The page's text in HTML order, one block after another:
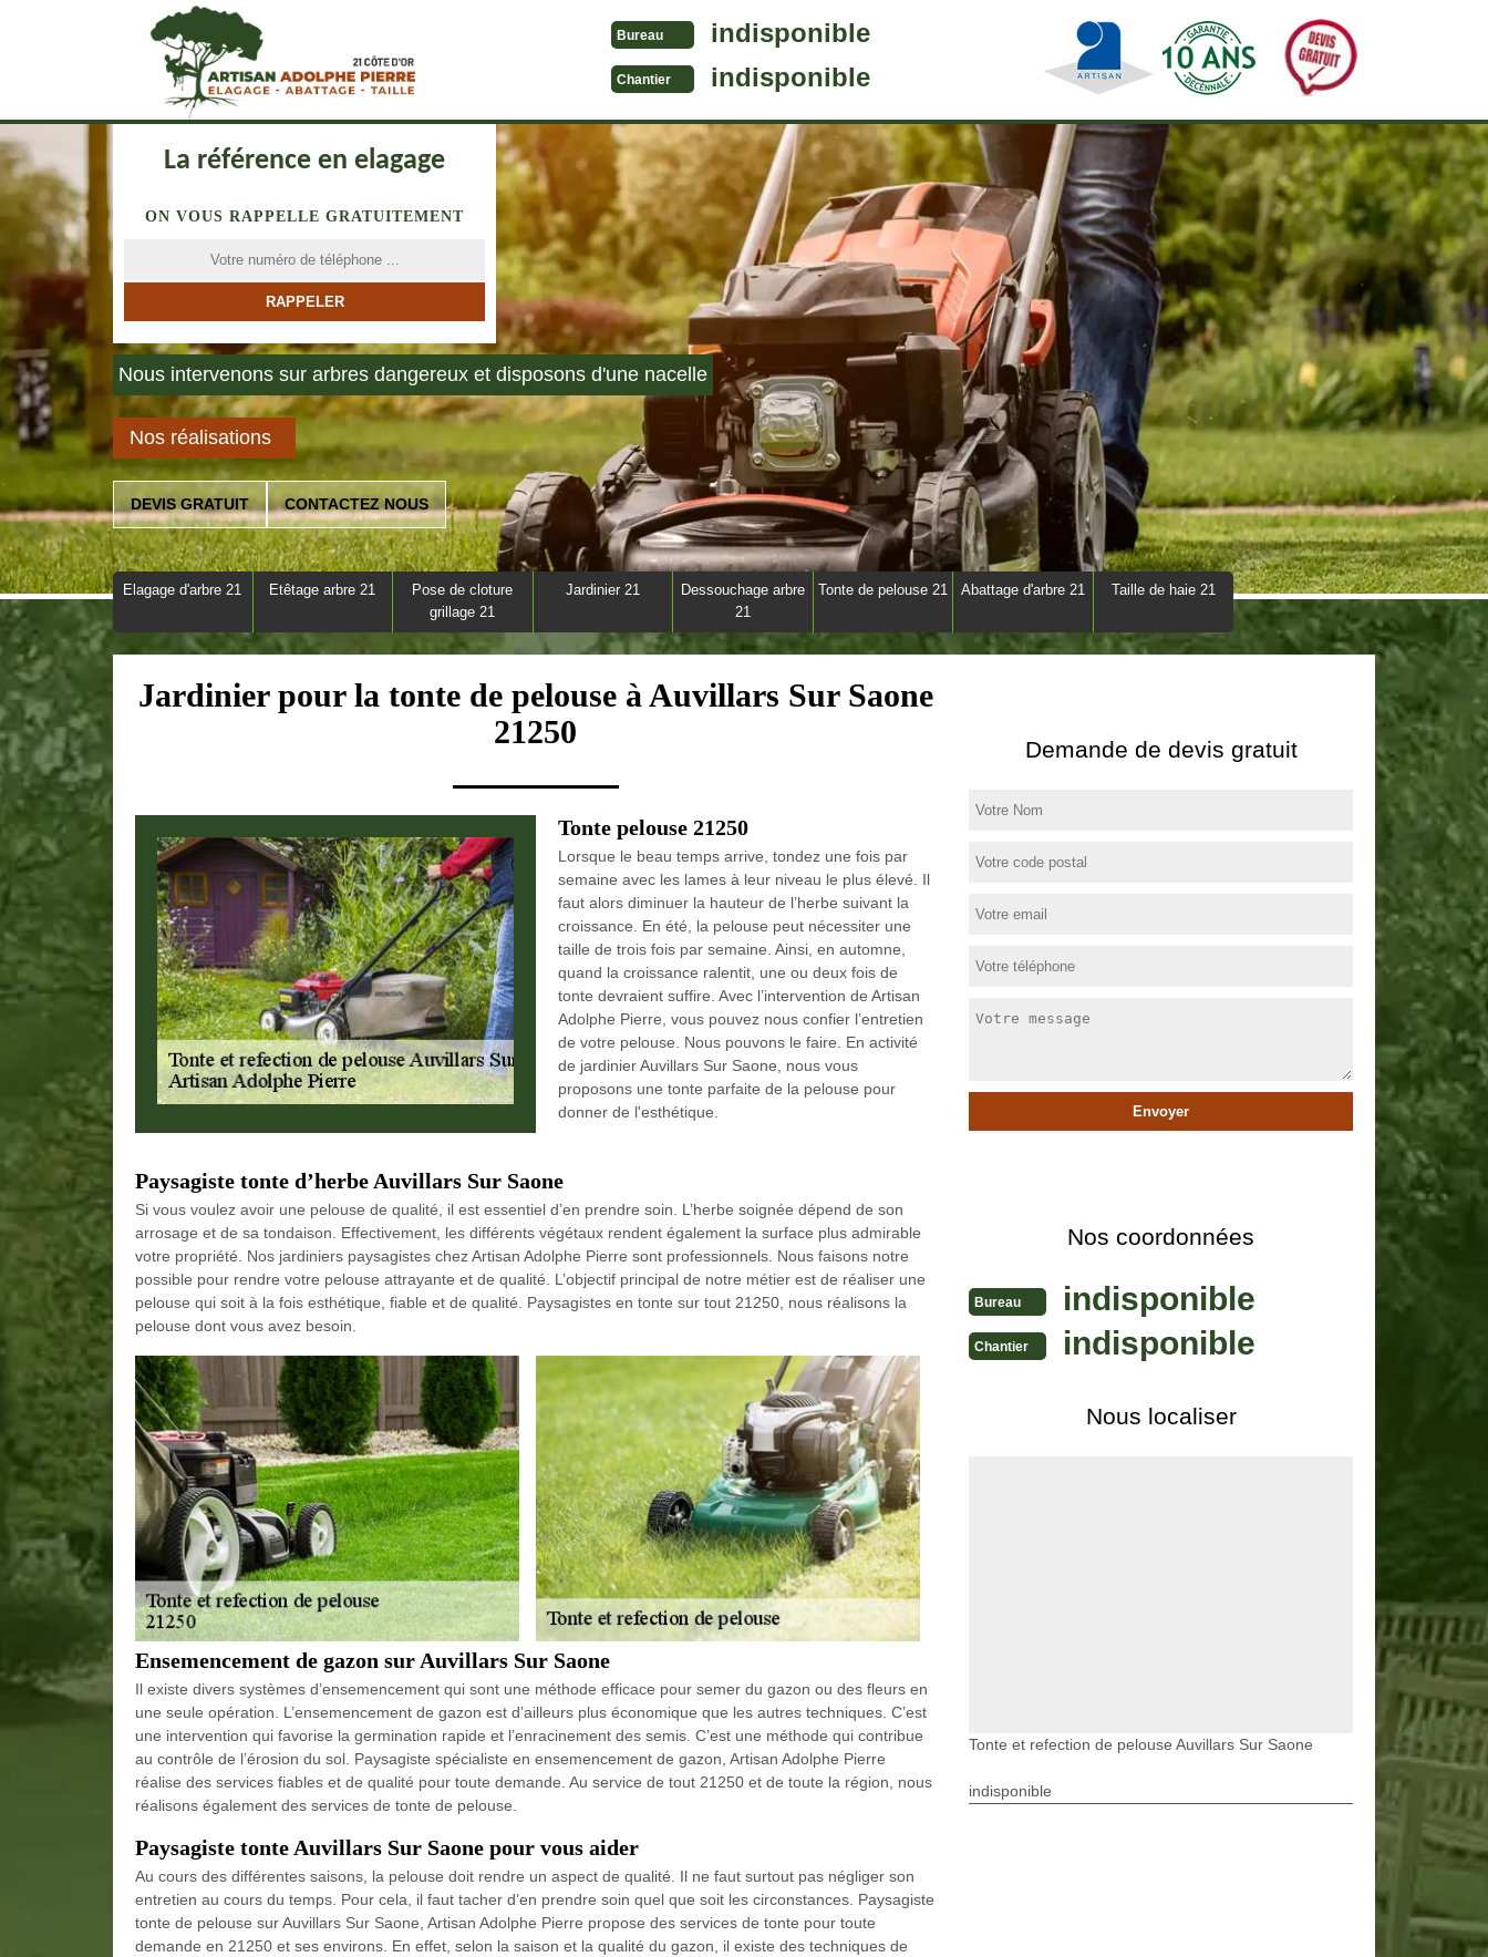
Bureau indisponible
Chantier indisponible
La référence en elagage
ON VOUS RAPPELLE GRATUITEMENT
Nous intervenons sur arbres dangereux et disposons d'une nacelle
Nos réalisations
DEVIS GRATUIT CONTACTEZ NOUS
Elagage d'arbre 21 Etêtage arbre 21
Pose de cloture
grillage 21
Jardinier 21
Dessouchage arbre
21
Tonte de pelouse 21 Abattage d'arbre 21 Taille de haie 21
Jardinier pour la tonte de pelouse à Auvillars Sur Saone
21250
Tonte pelouse 21250
Lorsque le beau temps arrive, tondez une fois par
semaine avec les lames à leur niveau le plus élevé. Il
faut alors diminuer la hauteur de l’herbe suivant la
croissance. En été, la pelouse peut nécessiter une
taille de trois fois par semaine. Ainsi, en automne,
quand la croissance ralentit, une ou deux fois de
tonte devraient suffire. Avec l’intervention de Artisan
Adolphe Pierre, vous pouvez nous confier l’entretien
de votre pelouse. Nous pouvons le faire. En activité
de jardinier Auvillars Sur Saone, nous vous
proposons une tonte parfaite de la pelouse pour
donner de l'esthétique.
Paysagiste tonte d’herbe Auvillars Sur Saone
Si vous voulez avoir une pelouse de qualité, il est essentiel d’en prendre soin. L’herbe soignée dépend de son
arrosage et de sa tondaison. Effectivement, les différents végétaux rendent également la surface plus admirable
votre propriété. Nos jardiniers paysagistes chez Artisan Adolphe Pierre sont professionnels. Nous faisons notre
possible pour rendre votre pelouse attrayante et de qualité. L’objectif principal de notre métier est de réaliser une
pelouse qui soit à la fois esthétique, fiable et de qualité. Paysagistes en tonte sur tout 21250, nous réalisons la
pelouse dont vous avez besoin.
Ensemencement de gazon sur Auvillars Sur Saone
Il existe divers systèmes d’ensemencement qui sont une méthode efficace pour semer du gazon ou des fleurs en
une seule opération. L’ensemencement de gazon est d’ailleurs plus économique que les autres techniques. C’est
une intervention qui favorise la germination rapide et l’enracinement des semis. C’est une méthode qui contribue
au contrôle de l’érosion du sol. Paysagiste spécialiste en ensemencement de gazon, Artisan Adolphe Pierre
réalise des services fiables et de qualité pour toute demande. Au service de tout 21250 et de toute la région, nous
réalisons également des services de tonte de pelouse.
Paysagiste tonte Auvillars Sur Saone pour vous aider
Au cours des différentes saisons, la pelouse doit rendre un aspect de qualité. Il ne faut surtout pas négliger son
entretien au cours du temps. Pour cela, il faut tacher d’en prendre soin quel que soit les circonstances. Paysagiste
tonte de pelouse sur Auvillars Sur Saone, Artisan Adolphe Pierre propose des services de tonte pour toute
demande en 21250 et ses environs. En effet, selon la saison et la qualité du gazon, il existe des techniques de
Demande de devis gratuit
Nos coordonnées
Bureau indisponible
Chantier indisponible
Nous localiser
Tonte et refection de pelouse Auvillars Sur Saone
indisponible